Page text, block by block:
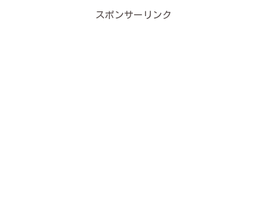
スポンサーリンク